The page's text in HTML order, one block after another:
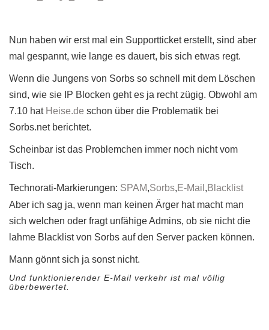
Nun haben wir erst mal ein Supportticket erstellt, sind aber
mal gespannt, wie lange es dauert, bis sich etwas regt.
Wenn die Jungens von Sorbs so schnell mit dem Löschen
sind, wie sie IP Blocken geht es ja recht zügig. Obwohl am
7.10 hat Heise.de schon über die Problematik bei
Sorbs.net berichtet.
Scheinbar ist das Problemchen immer noch nicht vom
Tisch.
Technorati-Markierungen: SPAM,Sorbs, E-Mail , Blacklist
Aber ich sag ja, wenn man keinen Ärger hat macht man
sich welchen oder fragt unfähige Admins, ob sie nicht die
lahme Blacklist von Sorbs auf den Server packen können.
Mann gönnt sich ja sonst nicht.
Und funktionierender E-Mail verkehr ist mal völlig
überbewertet.